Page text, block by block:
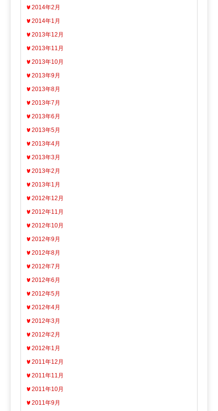
2014年2月
2014年1月
2013年12月
2013年11月
2013年10月
2013年9月
2013年8月
2013年7月
2013年6月
2013年5月
2013年4月
2013年3月
2013年2月
2013年1月
2012年12月
2012年11月
2012年10月
2012年9月
2012年8月
2012年7月
2012年6月
2012年5月
2012年4月
2012年3月
2012年2月
2012年1月
2011年12月
2011年11月
2011年10月
2011年9月